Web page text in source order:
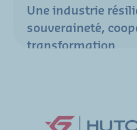
Une industrie
souveraineté,
transformation